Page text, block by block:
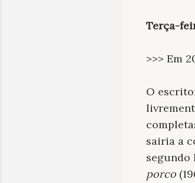
Terça-
>>> Em
O
sairia a
segundo
porco